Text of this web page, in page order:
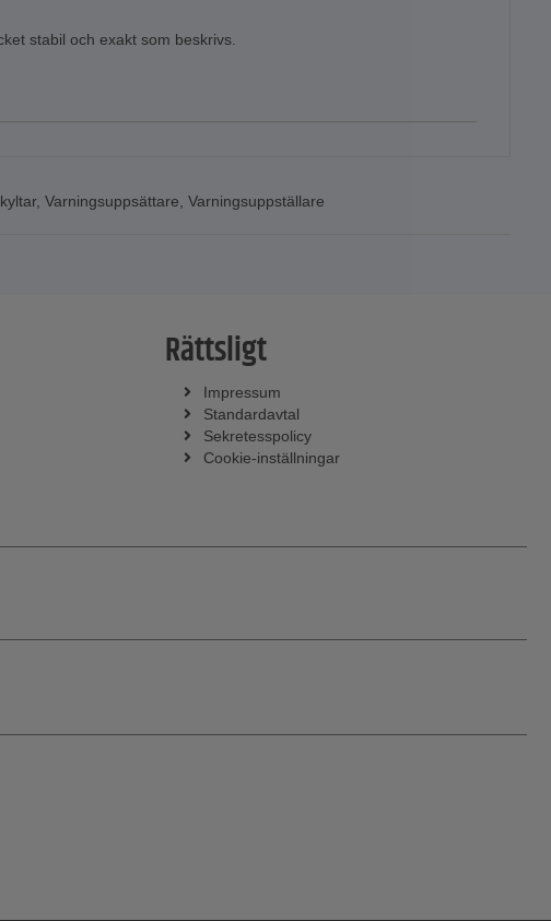
stabil och exakt som beskrivs.
, Varningsuppsättare Varningsuppställare
Rättsligt
Impressum
Standardavtal
Sekretesspolicy
Cookie-inställningar